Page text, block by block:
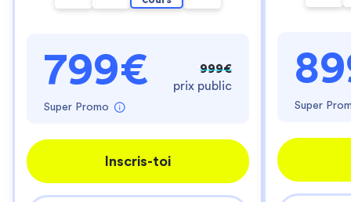
799€
Super Promo
999€
prix public
Inscris-toi
Super